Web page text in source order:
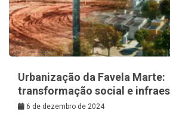
Urbanização da Favela Marte:
transformação social e
6 de dezembro de 2024